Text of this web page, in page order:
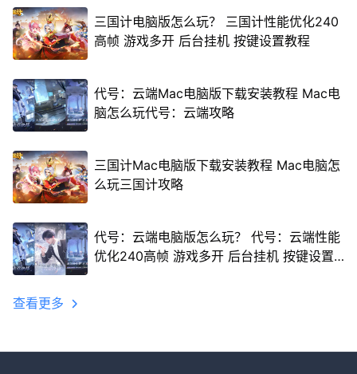
三国计电脑版怎么玩？ 三国计性能优化240
高帧 游戏多开 后台挂机 按键设置教程
代号：云端Mac电脑版下载安装教程 Mac电
脑怎么玩代号：云端攻略
三国计Mac电脑版下载安装教程 Mac电脑怎
么玩三国计攻略
代号：云端电脑版怎么玩？ 代号：云端性能
优化240高帧 游戏多开 后台挂机 按键设置
查看更多